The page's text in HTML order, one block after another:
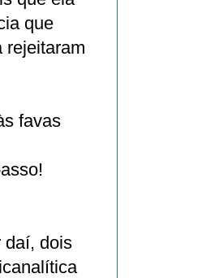
que
rejeitaram
favas
daí, dois